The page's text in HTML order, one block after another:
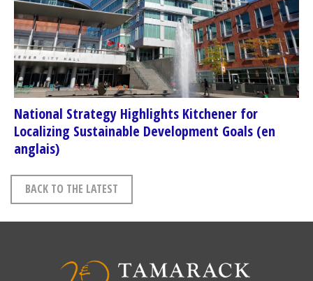
National Strategy Highlights Kitchener for
Localizing Sustainable Development Goals (en
anglais)
BACK TO THE LATEST